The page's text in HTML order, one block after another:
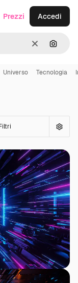
CancellaCerca
Prezzi Accedi
Universo Tecnologia